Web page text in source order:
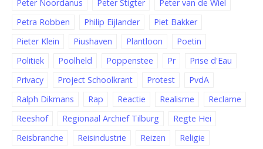
Peter Noordanus
Peter Stigter
Peter van de Wiel
Petra Robben
Philip Eijlander
Piet Bakker
Pieter Klein
Piushaven Plantloon
Poetin
Politiek
Poolheld Poppenstee Pr
Prise d'Eau
Privacy
Project Schoolkrant Protest
PvdA
Ralph Dikmans
Rap Reactie Realisme
Reclame
Reeshof
Regionaal Archief Tilburg
Regte Hei
Reisbranche
Reisindustrie Reizen
Religie